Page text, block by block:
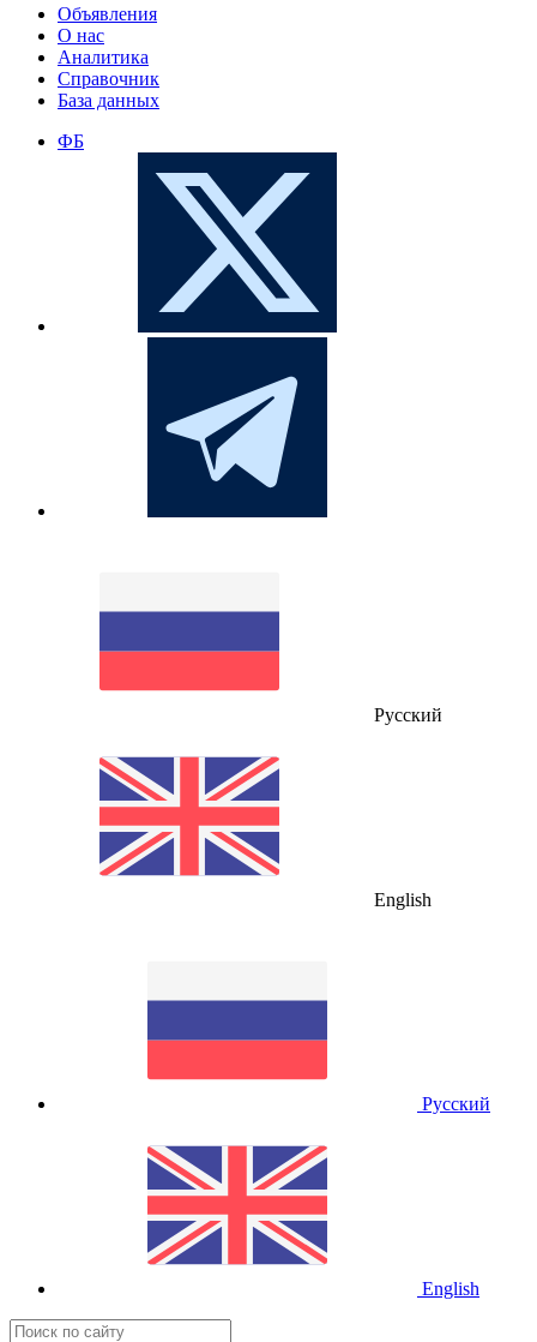
Объявления
О нас
Аналитика
Справочник
База данных
ФБ
Русский
English
Русский
English